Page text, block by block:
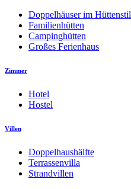
Doppelhäuser im Hüttenstil
Familienhütten
Campinghütten
Großes Ferienhaus
Zimmer
Hotel
Hostel
Villen
Doppelhaushälfte
Terrassenvilla
Strandvillen